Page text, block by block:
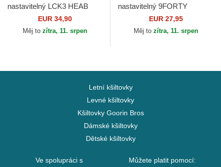
nastavitelný LCK3 HEAB
Lucky Luke Capslab
EUR 34,90
Měj to zítra, 11. srpen
nastavitelný 9FORTY
REPREVE League Essential
New York Yankees MLB New
EUR 27,95
Měj to zítra, 11. srpen
Letní kšiltovky
Levné kšiltovky
Kšiltovky Goorin Bros
Dámské kšiltovky
Dětské kšiltovky
Ve spolupráci s
Můžete platit pomocí: